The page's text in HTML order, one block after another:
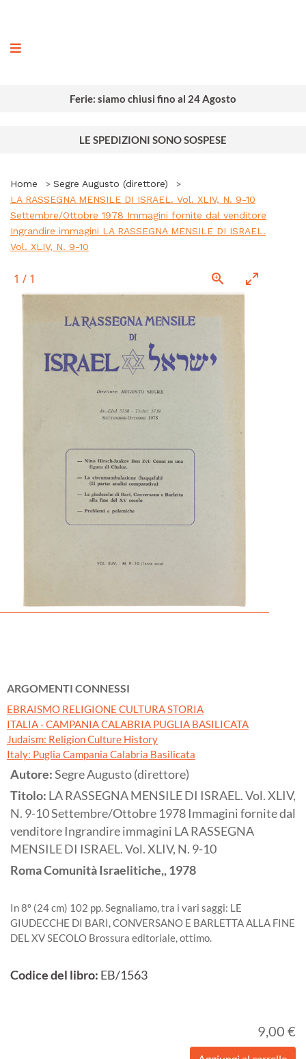
Ferie: siamo chiusi fino al 24 Agosto
LE SPEDIZIONI SONO SOSPESE
Home
Segre Augusto (direttore)
LA RASSEGNA MENSILE DI ISRAEL. Vol. XLIV, N. 9-10
Settembre/Ottobre 1978 Immagini fornite dal venditore
Ingrandire immagini LA RASSEGNA MENSILE DI ISRAEL.
Vol. XLIV, N. 9-10
1 / 1
ARGOMENTI CONNESSI
EBRAISMO RELIGIONE CULTURA STORIA
ITALIA - CAMPANIA CALABRIA PUGLIA BASILICATA
Judaism: Religion Culture History
Italy: Puglia Campania Calabria Basilicata
Autore:Segre Augusto (direttore)
Titolo: LA RASSEGNA MENSILE DI ISRAEL. Vol. XLIV,
N. 9-10 Settembre/Ottobre 1978 Immagini fornite dal
venditore Ingrandire immagini LA RASSEGNA
MENSILE DI ISRAEL. Vol. XLIV, N. 9-10
RomaComunità Israelitiche,,1978
In 8º (24 cm) 102 pp. Segnaliamo, tra i vari saggi: LE
GIUDECCHE DI BARI, CONVERSANO E BARLETTA ALLA FINE
DEL XV SECOLO Brossura editoriale, ottimo.
Codice del libro: EB/1563
9,00 €